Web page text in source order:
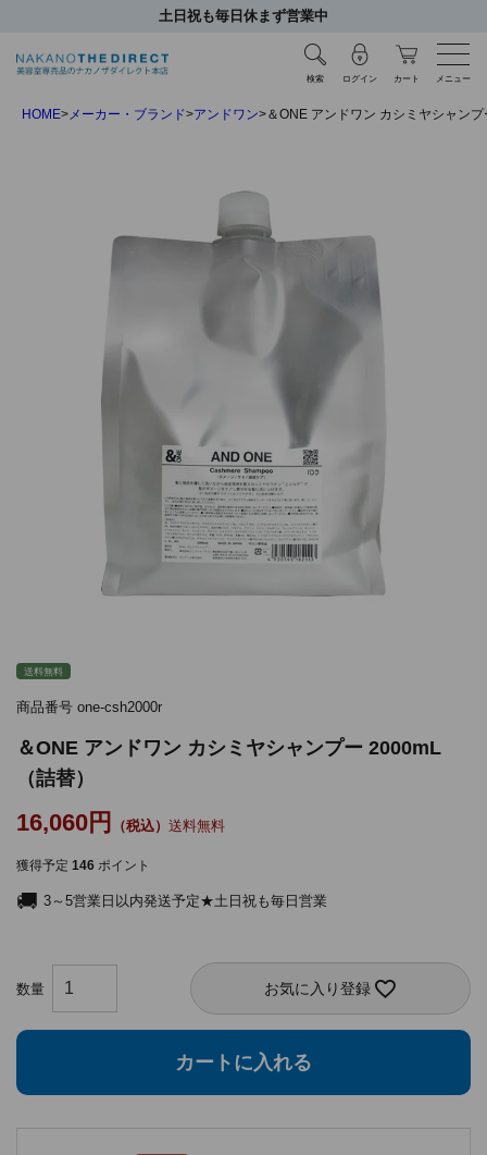
土日祝も毎日休まず営業中
検索 ログイン カート メニュー
HOME メーカー・ブランド アンドワン ＆ONE アンドワン カシミヤシャン
送料無料
商品番号 one-csh2000r
＆ONE アンドワン カシミヤシャンプー 2000mL
（詰替）
16,060 送料無料
獲得予定 146 ポイント
3～5営業日以内発送予定★土日祝も毎日営業
お気に入り登録
カートに入れる